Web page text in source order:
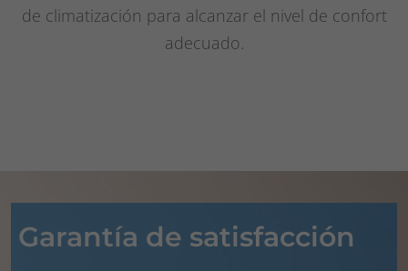
de climatización para alcanzar el nivel de confort
adecuado.
Garantía de satisfacción